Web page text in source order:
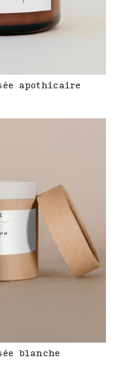
apothicaire
blanche